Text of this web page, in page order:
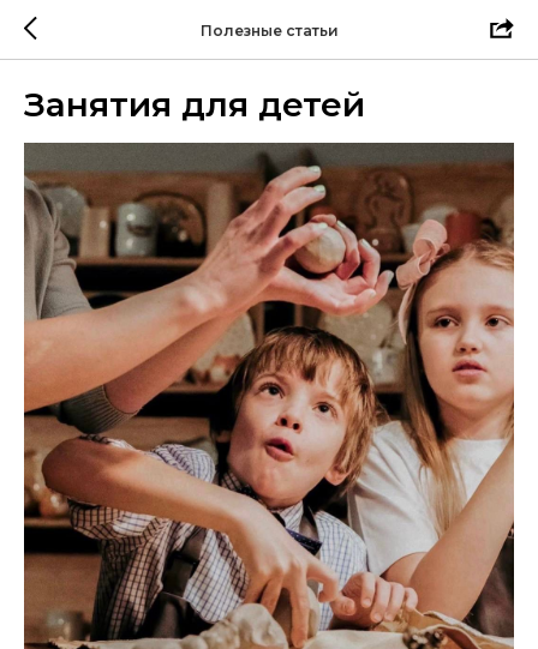
Полезные статьи
Занятия для детей